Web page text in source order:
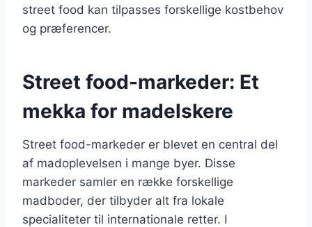
street food kan tilpasses forskellige kostbehov
og præferencer.
Street food-markeder: Et
mekka for madelskere
Street food-markeder er blevet en central del
af madoplevelsen i mange byer. Disse
markeder samler en række forskellige
madboder, der tilbyder alt fra lokale
specialiteter til internationale retter. I